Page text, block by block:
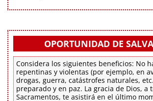
OPORTUNIDAD DE
Considera los siguientes beneficios: No
repentinas y violentas (por ejemplo, en
drogas, guerra, catástrofes naturales,
preparado y en paz. La gracia de Dios, a
Sacramentos, te asistirá en el último